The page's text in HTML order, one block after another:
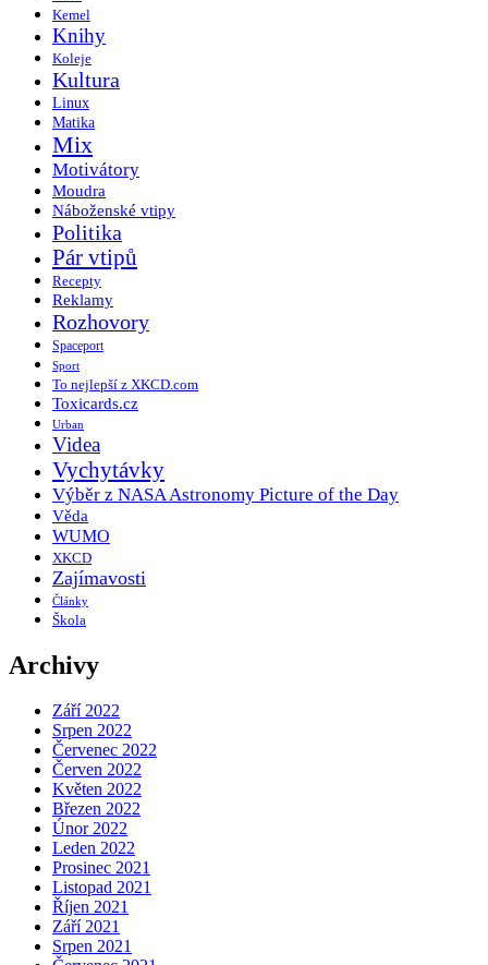
Kemel
Knihy
Koleje
Kultura
Linux
Matika
Mix
Motivátory
Moudra
Náboženské vtipy
Politika
Pár vtipů
Recepty
Reklamy
Rozhovory
Spaceport
Sport
To nejlepší z XKCD.com
Toxicards.cz
Urban
Videa
Vychytávky
Výběr z NASA Astronomy Picture of the Day
Věda
WUMO
XKCD
Zajímavosti
Články
Škola
Archivy
Září 2022
Srpen 2022
Červenec 2022
Červen 2022
Květen 2022
Březen 2022
Únor 2022
Leden 2022
Prosinec 2021
Listopad 2021
Říjen 2021
Září 2021
Srpen 2021